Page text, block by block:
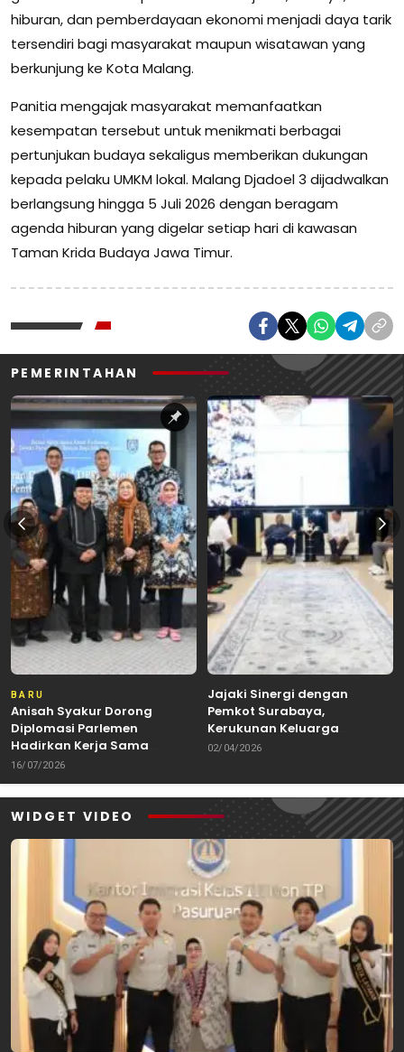
hiburan, dan pemberdayaan ekonomi menjadi daya tarik
tersendiri bagi masyarakat maupun wisatawan yang
berkunjung ke Kota Malang.
Panitia mengajak masyarakat memanfaatkan
kesempatan tersebut untuk menikmati berbagai
pertunjukan budaya sekaligus memberikan dukungan
kepada pelaku UMKM lokal. Malang Djadoel 3 dijadwalkan
berlangsung hingga 5 Juli 2026 dengan beragam
agenda hiburan yang digelar setiap hari di kawasan
Taman Krida Budaya Jawa Timur.
PEMERINTAHAN
BARU
Anisah Syakur Dorong
Diplomasi Parlemen
Hadirkan Kerja Sama
Internasional yang
Berdampak bagi Kota Depok
16/07/2026
Jajaki Sinergi dengan
Pemkot Surabaya,
Kerukunan Keluarga
Kalimantan Dorong
Kuliner Nusantara
02/04/2026
WIDGET VIDEO